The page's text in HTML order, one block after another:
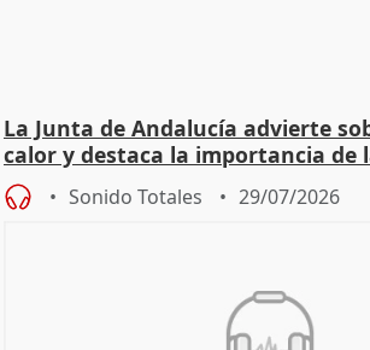
La Junta de Andalucía advierte
calor y destaca la importancia de
Sonido Totales 29/07/2026